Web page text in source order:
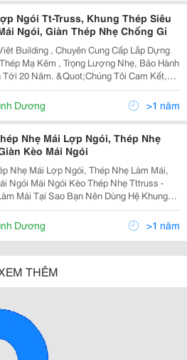
Ngói Tt-Truss, Khung Thép Siêu
Ngói, Giàn Thép Nhẹ Chống Gỉ
Building , Chuyên Cung Cấp Lắp Dựng
Mạ Kẽm , Trọng Lượng Nhẹ, Bảo Hành
Tôi Cam Kết,
Sự Hài Lòng Với Giá Trị Bạn Bỏ Ra&Quot;
Giàn Kèo Hợp Kim Nhôm Kẽm Tttrus
Dương >1 năm
Nhẹ Mái Lợp Ngói, Thép Nhẹ
Kèo Mái Ngói
Nhẹ Mái Lợp Ngói, Thép Nhẹ Làm Mái,
Nhẹ Tttruss -
Mái Tại Sao Bạn Nên Dùng Hệ Khung
Nhà Mái Ngói? Vì Kèo Thép Mạ Hợp Kim
Tttruss Được Thiết Kế Tự Động Bằng Phần
Dương >1 năm
THÊM